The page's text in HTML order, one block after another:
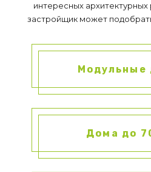
интересных
застройщик может
Дома до